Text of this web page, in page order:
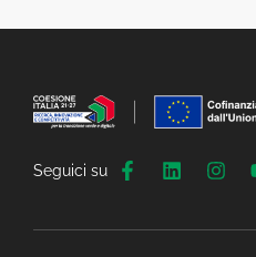
Seguici su